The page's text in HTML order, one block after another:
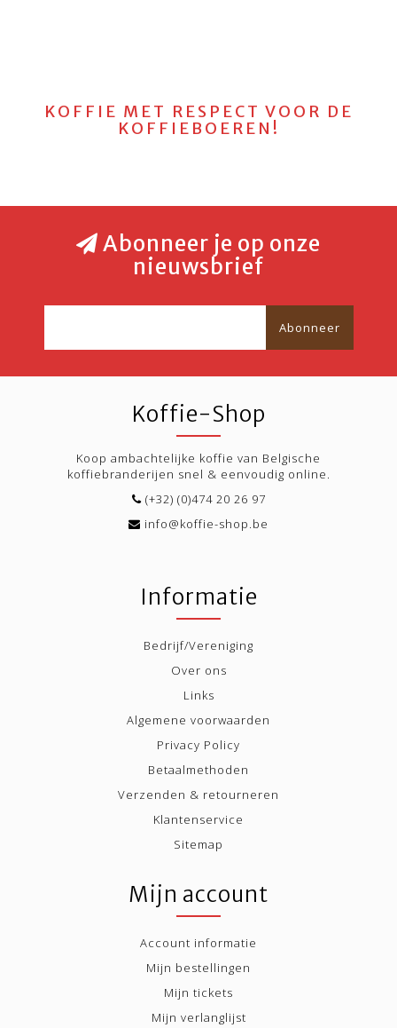
KOFFIE MET RESPECT VOOR DE
KOFFIEBOEREN!
Abonneer je op onze
nieuwsbrief
Abonneer
Koffie-Shop
Koop ambachtelijke koffie van Belgische
koffiebranderijen snel & eenvoudig online.
(+32) (0)474 20 26 97
info@koffie-shop.be
Informatie
Bedrijf/Vereniging
Over ons
Links
Algemene voorwaarden
Privacy Policy
Betaalmethoden
Verzenden & retourneren
Klantenservice
Sitemap
Mijn account
Account informatie
Mijn bestellingen
Mijn tickets
Mijn verlanglijst